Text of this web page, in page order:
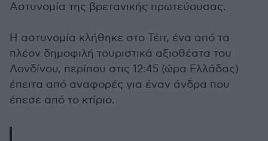
Αστυνομία της βρετανικής πρωτεύουσας.
Η αστυνομία κλήθηκε στο Τέιτ, ένα από τα
πλέον δημοφιλή τουριστικά αξιοθέατα του
Λονδίνου, περίπου στις 12:45 (ώρα Ελλάδας)
έπειτα από αναφορές για έναν άνδρα που
έπεσε από το κτίριο.